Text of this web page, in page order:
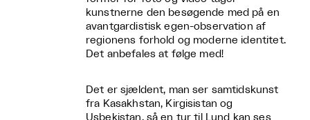
kunstnerne den besøgende med på en
avantgardistisk egen-observation af
regionens forhold og moderne identitet.
Det anbefales at følge med!
Det er sjældent, man ser samtidskunst
fra Kasakhstan, Kirgisistan og
Usbekistan, så en tur til Lund kan ses